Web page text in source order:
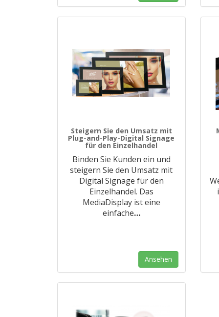
Steigern Sie den Umsatz mit
Plug-and-Play-Digital Signage
für den Einzelhandel
Binden Sie Kunden ein und
steigern Sie den Umsatz mit
Digital Signage für den
Einzelhandel. Das
MediaDisplay ist eine
einfache…
Ansehen